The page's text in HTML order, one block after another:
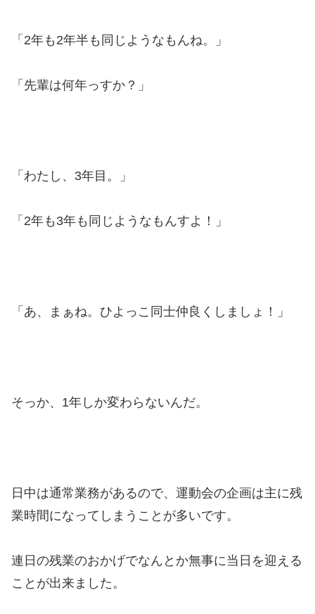
「2年も2年半も同じようなもんね。」
「先輩は何年っすか？」
「わたし、3年目。」
「2年も3年も同じようなもんすよ！」
「あ、まぁね。ひよっこ同士仲良くしましょ！」
そっか、1年しか変わらないんだ。
日中は通常業務があるので、運動会の企画は主に残
業時間になってしまうことが多いです。
連日の残業のおかげでなんとか無事に当日を迎える
ことが出来ました。